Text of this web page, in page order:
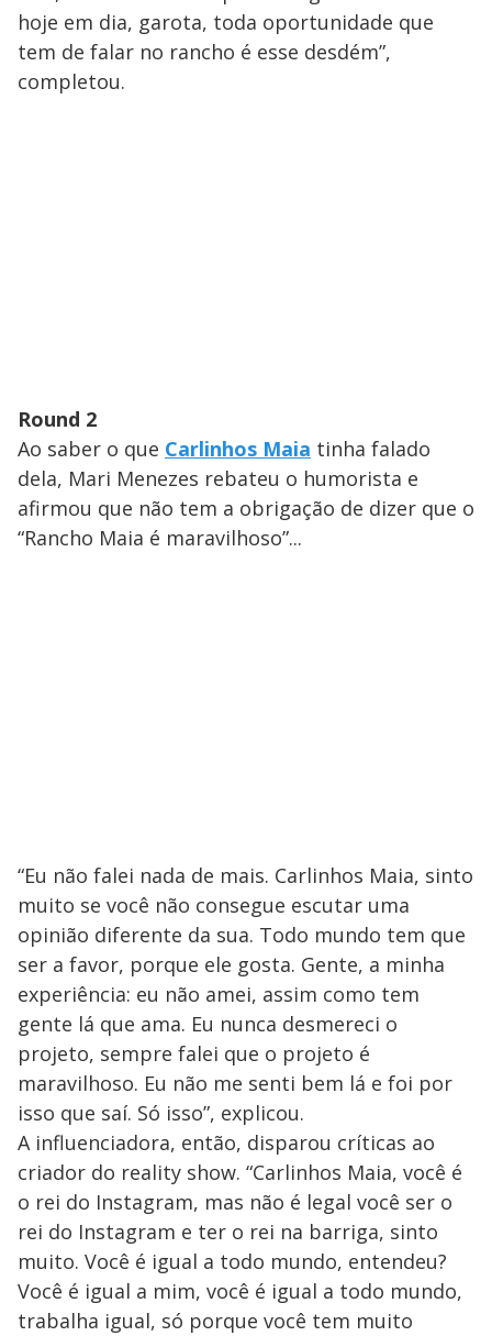
hoje em dia, garota, toda oportunidade que
tem de falar no rancho é esse desdém”,
completou.
Round 2
Ao saber o que Carlinhos Maia tinha falado
dela, Mari Menezes rebateu o humorista e
afirmou que não tem a obrigação de dizer que o
“Rancho Maia é maravilhoso”...
“Eu não falei nada de mais. Carlinhos Maia, sinto
muito se você não consegue escutar uma
opinião diferente da sua. Todo mundo tem que
ser a favor, porque ele gosta. Gente, a minha
experiência: eu não amei, assim como tem
gente lá que ama. Eu nunca desmereci o
projeto, sempre falei que o projeto é
maravilhoso. Eu não me senti bem lá e foi por
isso que saí. Só isso”, explicou.
A influenciadora, então, disparou críticas ao
criador do reality show. “Carlinhos Maia, você é
o rei do Instagram, mas não é legal você ser o
rei do Instagram e ter o rei na barriga, sinto
muito. Você é igual a todo mundo, entendeu?
Você é igual a mim, você é igual a todo mundo,
trabalha igual, só porque você tem muito